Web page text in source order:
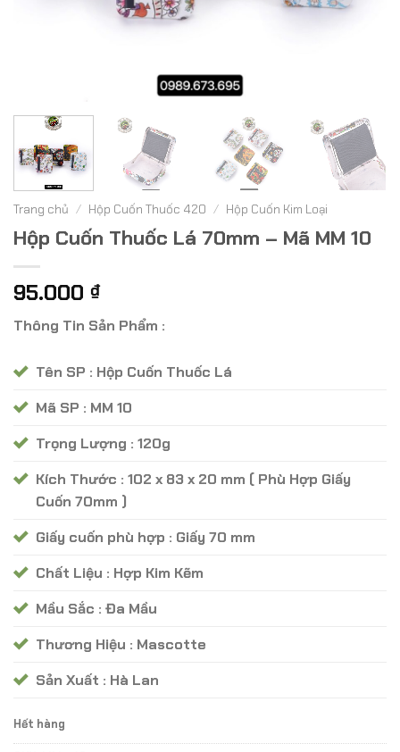
Trang chủ / Hộp Cuốn Thuốc 420 / Hộp Cuốn Kim Loại
Hộp Cuốn Thuốc Lá 70mm – Mã MM 10
95.000 ₫
Thông Tin Sản Phẩm :
Tên SP : Hộp Cuốn Thuốc Lá
Mã SP : MM 10
Trọng Lượng : 120g
Kích Thước : 102 x 83 x 20 mm ( Phù Hợp Giấy
Cuốn 70mm )
Giấy cuốn phù hợp : Giấy 70 mm
Chất Liệu : Hợp Kim Kẽm
Mầu Sắc : Đa Mầu
Thương Hiệu : Mascotte
Sản Xuất : Hà Lan
Hết hàng